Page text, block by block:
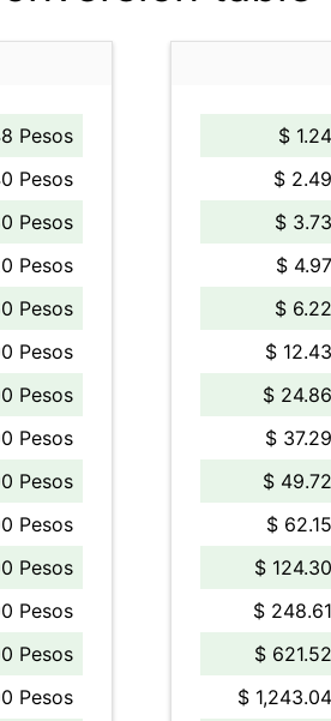
Pesos
Pesos
Pesos
Pesos
Pesos
Pesos
Pesos
Pesos
Pesos
Pesos
Pesos
Pesos
Pesos
Pesos
$
$
$
$
$
$
$
$
$
$
$
$
$
$